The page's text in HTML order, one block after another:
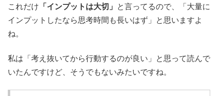
これだけ 「インプットは大切」
と言ってるので、「大量に
インプットしたなら思考時間も長いはず」と思いますよ
ね。
私は「考え抜いてから行動するのが良い」と思って読んで
いたんですけど、そうでもないみたいですね。